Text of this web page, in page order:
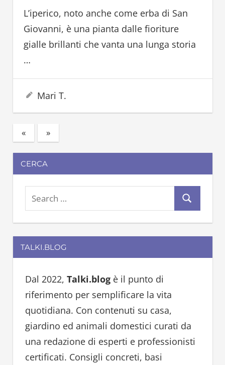
L’iperico, noto anche come erba di San
Giovanni, è una pianta dalle fioriture
gialle brillanti che vanta una lunga storia
…
19 Marzo 2025
Mari T.
Paginazione
degli
articoli
«PreviousNext
»
CERCA
e
a
r
c
:
e
a
TALKI.BLOG
Dal 2022, Talki.blogè il punto di
riferimento per semplificare la vita
quotidiana. Con contenuti su casa,
giardino ed animali domestici curati da
una redazione di esperti e professionisti
certificati. Consigli concreti, basi